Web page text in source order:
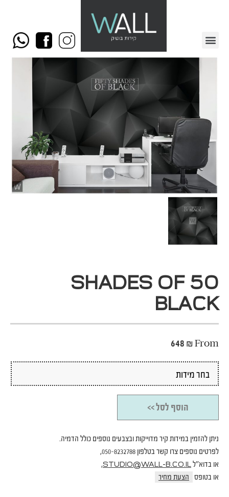
50 SHADES OF
BLACK
From
648 ₪
הוסף לסל >>
ניתן להזמין במידות קיר מדוייקות ובצבעים נוספים כולל הדמיה.
לפרטים נוספים צרו קשר בטלפון 050-8232788,
או בדוא"לSTUDIO@WALL-B.CO.IL
,
או בטופס
הצעת מחיר